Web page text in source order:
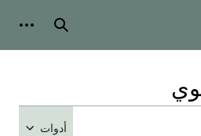
بحث
أدوات